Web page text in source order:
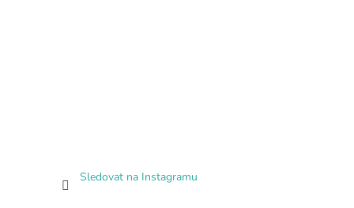
Sledovat na Instagramu